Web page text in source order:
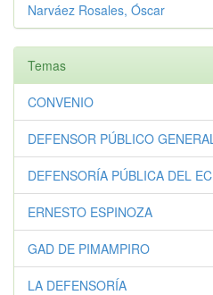
Narváez Rosales, Óscar
Temas
CONVENIO
DEFENSOR PÚBLICO
DEFENSORÍA PÚBLICA DEL
ERNESTO ESPINOZA
GAD DE PIMAMPIRO
LA DEFENSORÍA